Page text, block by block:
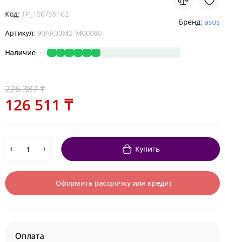
Код: TP_150759162
Артикул: 90AR00M2-M00080
Наличие
Бренд: asus
226 387 ₸
126 511 ₸
Купить
Оформить рассрочку или кредит
Оплата